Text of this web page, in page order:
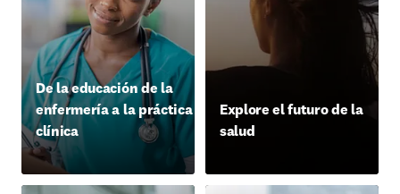
De la educación de la
enfermería a la práctica
clínica
Explore el futuro de la
salud